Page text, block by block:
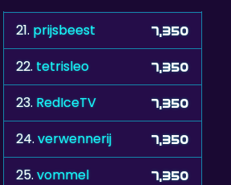
21. prijsbeest 7,350
22.tetrisleo 7,350
23. RedIceTV 7,350
24.verwennerij 7,350
25.vommel 7,350